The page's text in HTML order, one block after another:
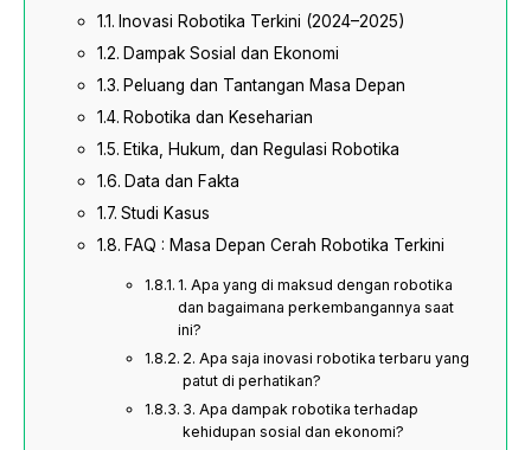
Inovasi Robotika Terkini (2024–2025)
Dampak Sosial dan Ekonomi
Peluang dan Tantangan Masa Depan
Robotika dan Keseharian
Etika, Hukum, dan Regulasi Robotika
Data dan Fakta
Studi Kasus
FAQ : Masa Depan Cerah Robotika Terkini
1. Apa yang di maksud dengan robotika
dan bagaimana perkembangannya saat
ini?
2. Apa saja inovasi robotika terbaru yang
patut di perhatikan?
3. Apa dampak robotika terhadap
kehidupan sosial dan ekonomi?